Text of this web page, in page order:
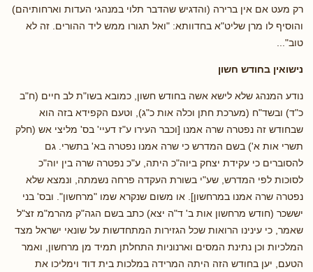
רק מעט אם אין ברירה (והדגיש שהדבר תלוי במנהגי העדות וארחותיהם)
והוסיף לו מרן שליט"א בחדוותא: "ואל תגורו ממש ליד ההורים. זה לא
טוב"...
נישואין בחודש חשון
נודע המנהג שלא לישא אשה בחודש חשון, כמובא בשו"ת לב חיים (ח"ב
כ"ד) ובשד"ח (מערכת חתן וכלה אות כ"ג), וטעם הקפידא בזה הוא
שבחודש זה נפטרה שרה אמנו [וכבר העירו ע"ז דעיי' בס' מליצי אש (חלק
תשרי אות א') בשם המדרש כי שרה אמנו נפטרה בא' בתשרי. גם
להסוברים כי עקידת יצחק ביוה"כ היתה, ע"כ נפטרה שרה בין יוה"כ
לסוכות לפי המדרש, שע"י בשורת העקדה פרחה נשמתה, ונמצא שלא
נפטרה שרה אמנו במרחשון]. או משום שנקרא שמו "מרחשון". ובס' בני
יששכר (חודש מרחשון אות ב' ד"ה יצא) כתב בשם הגה"ק מהרמ"מ זצ"ל
שאמר, כי עינינו הרואות שכל הגזירות המתחדשות על שונאי ישראל מצד
המלכיות וכן נתינת המסים וארנוניות התחלתן תמיד מן מרחשון, ואמר
הטעם, יען בחודש הזה היתה המרידה במלכות בית דוד וימליכו את